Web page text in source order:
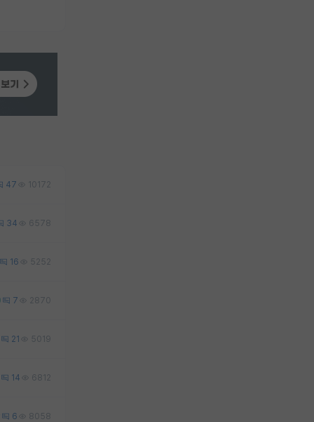
47 10172
34 6578
16 5252
7 2870
21 5019
14 6812
6 8058